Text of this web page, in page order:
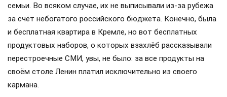
семьи. Во всяком случае, их не выписывали из-за рубежа
за счёт небогатого российского бюджета. Конечно, была
и бесплатная квартира в Кремле, но вот бесплатных
продуктовых наборов, о которых взахлёб рассказывали
перестроечные СМИ, увы, не было: за все продукты на
своём столе Ленин платил исключительно из своего
кармана.